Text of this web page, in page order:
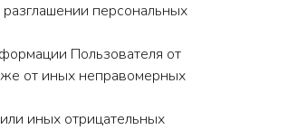
персональных
Пользователя от
от иных неправомерных
иных отрицательных